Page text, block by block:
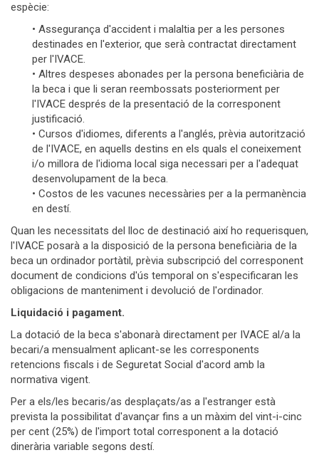
espècie:
• Assegurança d'accident i malaltia per a les persones
destinades en l'exterior, que serà contractat directament
per l'IVACE.
• Altres despeses abonades per la persona beneficiària de
la beca i que li seran reembossats posteriorment per
l'IVACE després de la presentació de la corresponent
justificació.
• Cursos d'idiomes, diferents a l'anglés, prèvia autorització
de l'IVACE, en aquells destins en els quals el coneixement
i/o millora de l'idioma local siga necessari per a l'adequat
desenvolupament de la beca.
• Costos de les vacunes necessàries per a la permanència
en destí.
Quan les necessitats del lloc de destinació així ho requerisquen,
l'IVACE posarà a la disposició de la persona beneficiària de la
beca un ordinador portàtil, prèvia subscripció del corresponent
document de condicions d'ús temporal on s'especificaran les
obligacions de manteniment i devolució de l'ordinador.
Liquidació i pagament.
La dotació de la beca s'abonarà directament per IVACE al/a la
becari/a mensualment aplicant-se les corresponents
retencions fiscals i de Seguretat Social d'acord amb la
normativa vigent.
Per a els/les becaris/as desplaçats/as a l'estranger està
prevista la possibilitat d'avançar fins a un màxim del vint-i-cinc
per cent (25%) de l'import total corresponent a la dotació
dinerària variable segons destí.